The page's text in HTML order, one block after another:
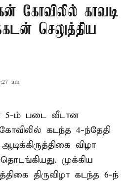
கோவிலில் காவடி
செலுத்திய
am
5-ம் படை வீடான
கடந்த 4-ந்தேதி
விழா
முக்கிய
திருவிழா கடந்த 6-ந்